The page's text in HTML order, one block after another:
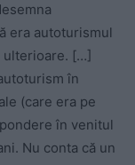
era autoturismul
ulterioare. […]
în
(care era pe
în venitul
Nu conta că un